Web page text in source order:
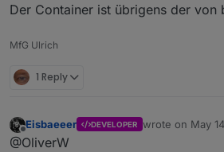
Der Container ist übrigens der von
MfG Ulrich
1 Reply
Offline
Eisbaeeer DEVELOPER wrote on May
last edited by
@OliverW